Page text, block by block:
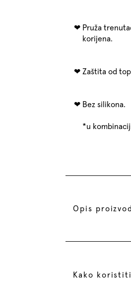
Pruža
korijena.
Zaštita od
Bez silikona.
*u
Opis
Kako koristiti